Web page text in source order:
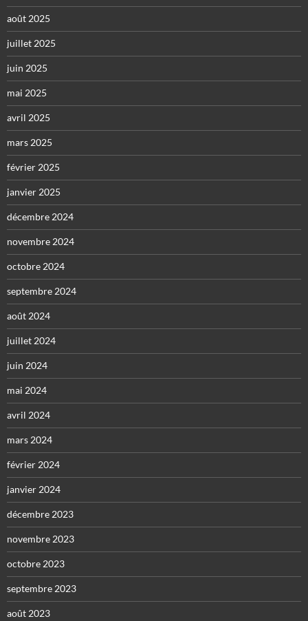
août 2025
juillet 2025
juin 2025
mai 2025
avril 2025
mars 2025
février 2025
janvier 2025
décembre 2024
novembre 2024
octobre 2024
septembre 2024
août 2024
juillet 2024
juin 2024
mai 2024
avril 2024
mars 2024
février 2024
janvier 2024
décembre 2023
novembre 2023
octobre 2023
septembre 2023
août 2023